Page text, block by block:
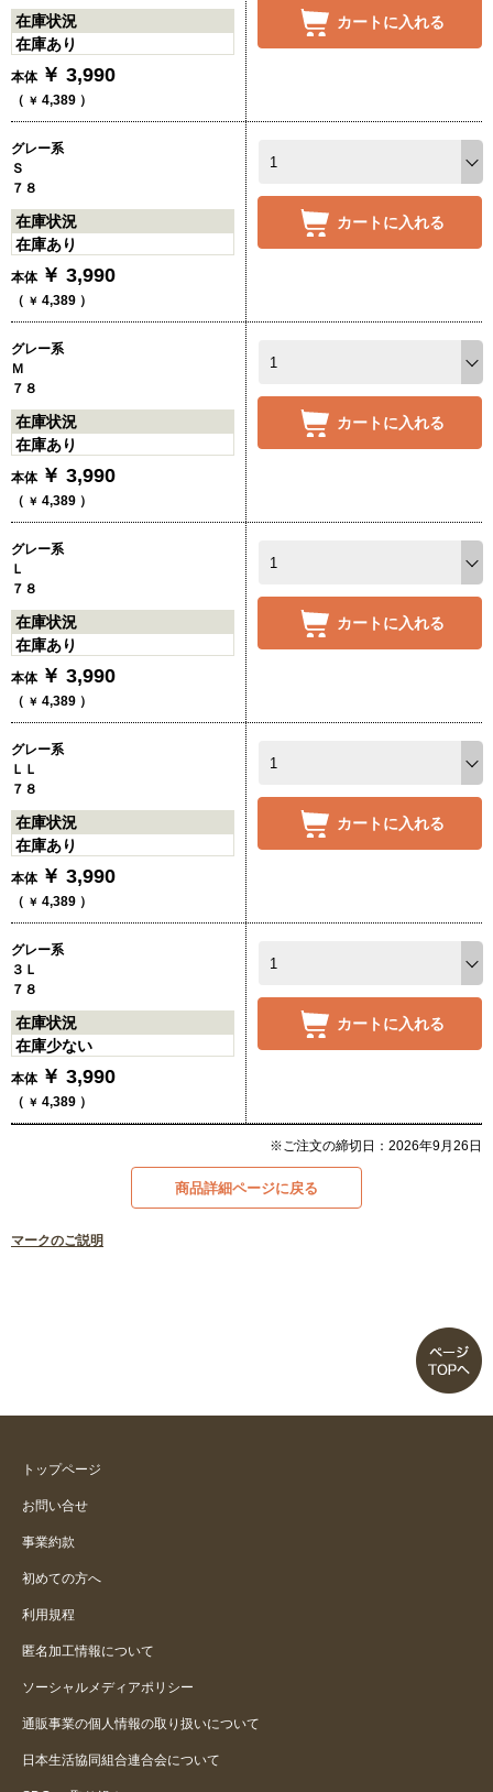
在庫状況
在庫あり
本体 ￥ 3,990
（ ￥ 4,389 ）
カートに入れる
グレー系
Ｓ
７８
在庫状況
在庫あり
本体 ￥ 3,990
（ ￥ 4,389 ）
カートに入れる
グレー系
Ｍ
７８
在庫状況
在庫あり
本体 ￥ 3,990
（ ￥ 4,389 ）
カートに入れる
グレー系
Ｌ
７８
在庫状況
在庫あり
本体 ￥ 3,990
（ ￥ 4,389 ）
カートに入れる
グレー系
ＬＬ
７８
在庫状況
在庫あり
本体 ￥ 3,990
（ ￥ 4,389 ）
カートに入れる
グレー系
３Ｌ
７８
在庫状況
在庫少ない
本体 ￥ 3,990
（ ￥ 4,389 ）
カートに入れる
※ご注文の締切日：2026年9月26日
商品詳細ページに戻る
マークのご説明
トップページ
お問い合せ
事業約款
初めての方へ
利用規程
匿名加工情報について
ソーシャルメディアポリシー
通販事業の個人情報の取り扱いについて
日本生活協同組合連合会について